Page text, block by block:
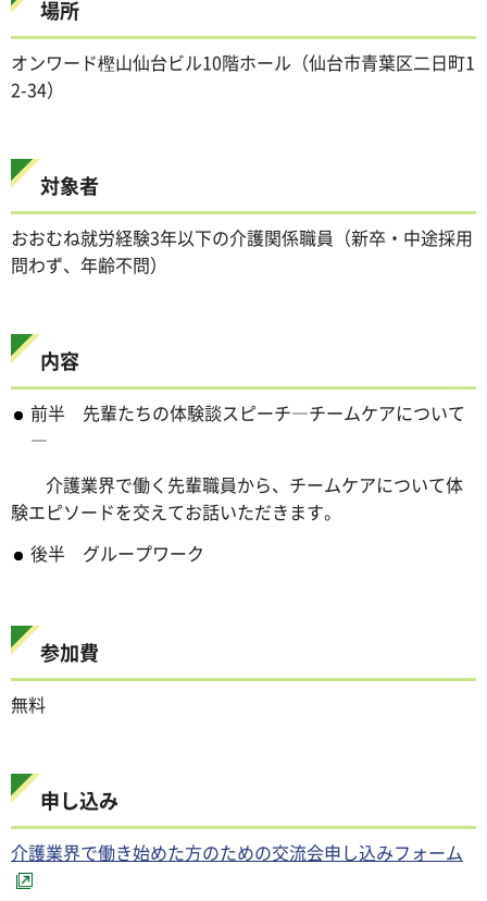
場所
オンワード樫山仙台ビル10階ホール（仙台市青葉区二日町1
2-34）
対象者
おおむね就労経験3年以下の介護関係職員（新卒・中途採用
問わず、年齢不問）
内容
前半 先輩たちの体験談スピーチ―チームケアについて
―
介護業界で働く先輩職員から、チームケアについて体
験エピソードを交えてお話いただきます。
後半 グループワーク
参加費
無料
申し込み
介護業界で働き始めた方のための交流会申し込みフォーム